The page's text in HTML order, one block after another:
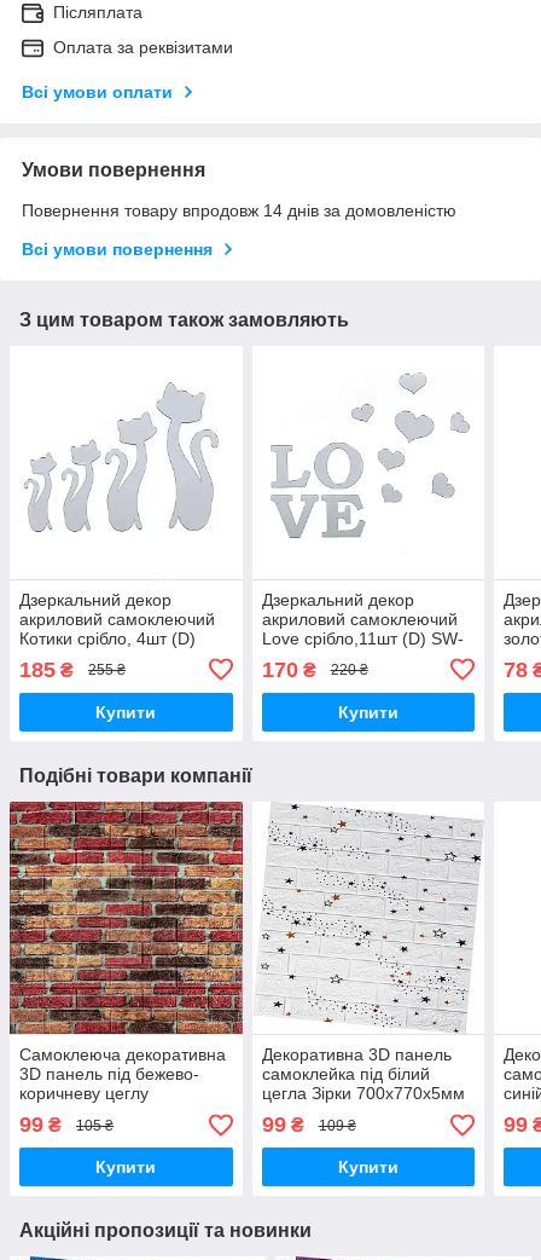
Післяплата
Оплата за реквізитами
Всі умови оплати
Умови повернення
Повернення товару впродовж 14 днів за домовленістю
Всі умови повернення
З цим товаром також замовляють
Дзеркальний декор
акриловий самоклеючий
Котики срібло, 4шт (D)
185 ₴ 255 ₴
Купити
Дзеркальний декор
акриловий самоклеючий
Love срібло,11шт (D) SW-
170₴ 220 ₴
Купити
78
Подібні товари компанії
Самоклеюча декоративна
3D панель під бежево-
коричневу цеглу
катеринослав
700х770х5мм (047) SW-
00000026
99 ₴ 105 ₴
Купити
Декоративна 3D панель
самоклейка під білий
цегла Зірки 700х770х5мм
(021) SW-00000086
99₴ 109 ₴
Купити
99
Акційні пропозиції та новинки